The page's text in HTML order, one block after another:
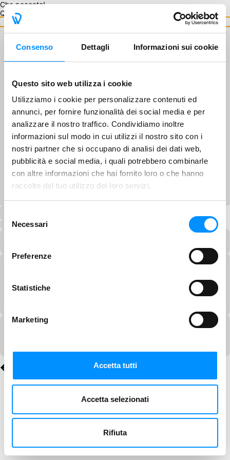
Consenso Dettagli Informazioni sui cookie
Questo sito web utilizza i cookie
Utilizziamo i cookie per personalizzare contenuti ed
annunci, per fornire funzionalità dei social media e per
analizzare il nostro traffico. Condividiamo inoltre
informazioni sul modo in cui utilizzi il nostro sito con i
nostri partner che si occupano di analisi dei dati web,
pubblicità e social media, i quali potrebbero combinarle
con altre informazioni che hai fornito loro o che hanno
raccolto dal tuo utilizzo dei loro servizi.
delNecessari
Preferenze
Statistiche
Marketing
Accetta tutti
Accetta selezionati
Rifiuta
Che peccato!
Questo GA non è disponibile.